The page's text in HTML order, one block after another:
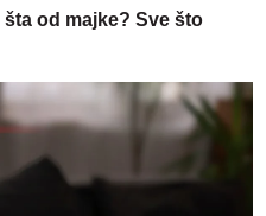
od majke? Sve što